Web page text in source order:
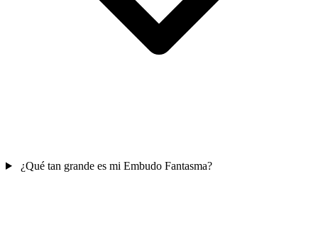
¿Qué tan grande es mi Embudo Fantasma?